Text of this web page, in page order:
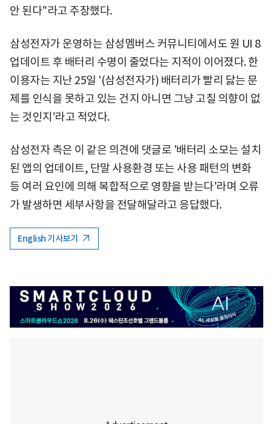
안 된다"라고 주장했다.
삼성전자가 운영하는 삼성멤버스 커뮤니티에서도 원 UI 8
업데이트 후 배터리 수명이 줄었다는 지적이 이어졌다. 한
이용자는 지난 25일 '(삼성전자가) 배터리가 빨리 닳는 문
제를 인식을 못하고 있는 건지 아니면 그냥 고칠 의향이 없
는 것인지'라고 적었다.
삼성전자 측은 이 같은 의견에 댓글로 '배터리 소모는 설치
된 앱의 업데이트, 단말 사용환경 또는 사용 패턴의 변화
등 여러 요인에 의해 복합적으로 영향을 받는다'라며 오류
가 발생하면 세부사항을 전달해달라고 응답했다.
English 기사보기